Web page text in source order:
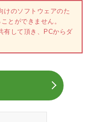
けのソフトウェアのた
とができません。
有して頂き、PCからダ